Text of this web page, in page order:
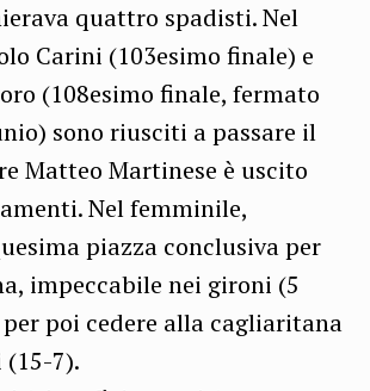
quattro spadisti. Nel
Carini (103esimo finale) e
(108esimo finale, fermato
sono riusciti a passare il
Matteo Martinese è uscito
Nel femminile,
piazza conclusiva per
impeccabile nei gironi (5
poi cedere alla cagliaritana
(15-7).